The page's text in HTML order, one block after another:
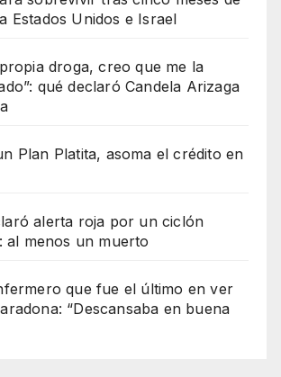
Estados Unidos e Israel
droga, creo que me la
qué declaró Candela Arizaga
Plan Platita, asoma el crédito en
alerta roja por un ciclón
al menos un muerto
que fue el último en ver
“Descansaba en buena